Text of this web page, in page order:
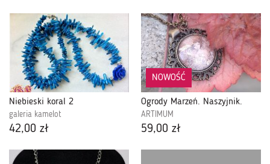
Niebieski koral 2
galeria kamelot
42,00 zł
NOWOŚĆ
Ogrody Marzeń. Naszyjnik.
ARTIMUM
59,00 zł